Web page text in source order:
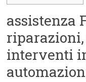
assistenza
interventi